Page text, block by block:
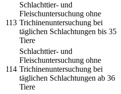
113
Schlachttier- und
Fleischuntersuchung ohne
Trichinenuntersuchung bei
täglichen Schlachtungen bis 35
Tiere
114
Schlachttier- und
Fleischuntersuchung ohne
Trichinenuntersuchung bei
täglichen Schlachtungen ab 36
Tiere